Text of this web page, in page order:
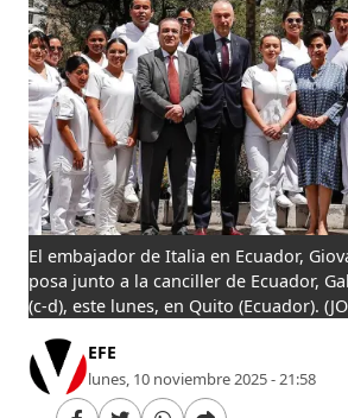
El embajador de Italia en Ecuador,
posa junto a la canciller de Ecuador,
(c-d), este lunes, en Quito (Ecuador).
EFE
lunes, 10 noviembre 2025 - 21:58